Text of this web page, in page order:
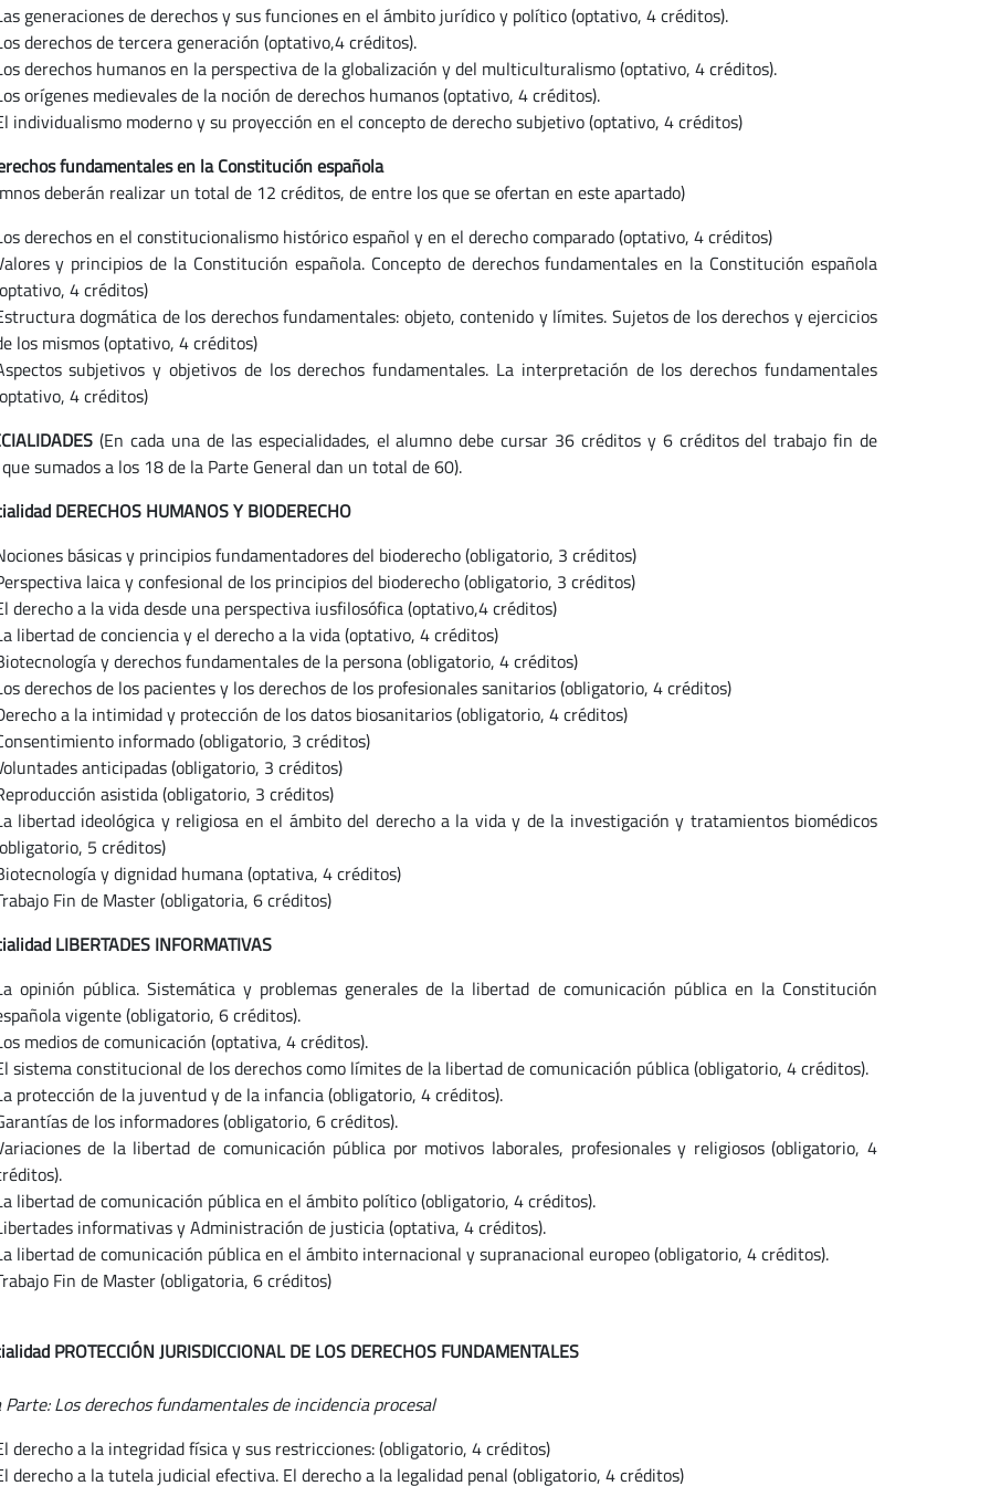
generaciones de derechos y sus funciones en el ámbito jurídico y político (optativo, 4 créditos).
derechos de tercera generación (optativo,4 créditos).
derechos humanos en la perspectiva de la globalización y del multiculturalismo (optativo, 4 créditos).
orígenes medievales de la noción de derechos humanos (optativo, 4 créditos).
individualismo moderno y su proyección en el concepto de derecho subjetivo (optativo, 4 créditos)
fundamentales en la Constitución española
deberán realizar un total de 12 créditos, de entre los que se ofertan en este apartado)
derechos en el constitucionalismo histórico español y en el derecho comparado (optativo, 4 créditos)
y principios de la Constitución española. Concepto de derechos fundamentales en la Constitución española
4 créditos)
dogmática de los derechos fundamentales: objeto, contenido y límites. Sujetos de los derechos y ejercicios
los mismos (optativo, 4 créditos)
subjetivos y objetivos de los derechos fundamentales. La interpretación de los derechos fundamentales
4 créditos)
(En cada una de las especialidades, el alumno debe cursar 36 créditos y 6 créditos del trabajo fin de
sumados a los 18 de la Parte General dan un total de 60).
DERECHOS HUMANOS Y BIODERECHO
básicas y principios fundamentadores del bioderecho (obligatorio, 3 créditos)
laica y confesional de los principios del bioderecho (obligatorio, 3 créditos)
derecho a la vida desde una perspectiva iusfilosófica (optativo,4 créditos)
libertad de conciencia y el derecho a la vida (optativo, 4 créditos)
y derechos fundamentales de la persona (obligatorio, 4 créditos)
derechos de los pacientes y los derechos de los profesionales sanitarios (obligatorio, 4 créditos)
a la intimidad y protección de los datos biosanitarios (obligatorio, 4 créditos)
informado (obligatorio, 3 créditos)
anticipadas (obligatorio, 3 créditos)
asistida (obligatorio, 3 créditos)
libertad ideológica y religiosa en el ámbito del derecho a la vida y de la investigación y tratamientos biomédicos
5 créditos)
y dignidad humana (optativa, 4 créditos)
Fin de Master (obligatoria, 6 créditos)
LIBERTADES INFORMATIVAS
opinión pública. Sistemática y problemas generales de la libertad de comunicación pública en la Constitución
vigente (obligatorio, 6 créditos).
medios de comunicación (optativa, 4 créditos).
sistema constitucional de los derechos como límites de la libertad de comunicación pública (obligatorio, 4 créditos).
protección de la juventud y de la infancia (obligatorio, 4 créditos).
de los informadores (obligatorio, 6 créditos).
de la libertad de comunicación pública por motivos laborales, profesionales y religiosos (obligatorio, 4
libertad de comunicación pública en el ámbito político (obligatorio, 4 créditos).
informativas y Administración de justicia (optativa, 4 créditos).
libertad de comunicación pública en el ámbito internacional y supranacional europeo (obligatorio, 4 créditos).
Fin de Master (obligatoria, 6 créditos)
PROTECCIÓN JURISDICCIONAL DE LOS DERECHOS FUNDAMENTALES
Los derechos fundamentales de incidencia procesal
derecho a la integridad física y sus restricciones: (obligatorio, 4 créditos)
derecho a la tutela judicial efectiva. El derecho a la legalidad penal (obligatorio, 4 créditos)